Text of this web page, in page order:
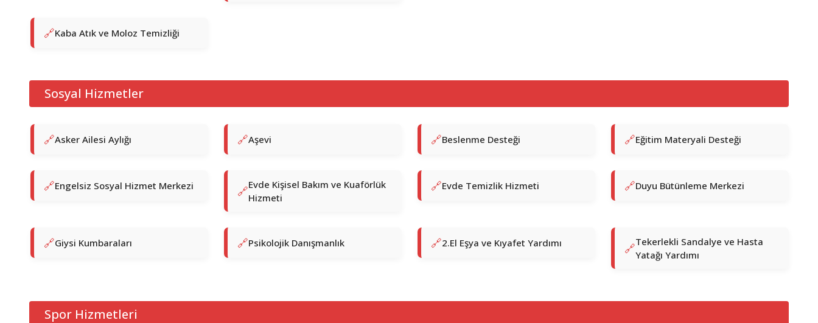
Kaba Atık ve Moloz Temizliği
Sosyal Hizmetler
Asker Ailesi Aylığı Aşevi Beslenme Desteği Eğitim Materyali Desteği
Engelsiz Sosyal Hizmet Merkezi
Evde Kişisel Bakım ve Kuaförlük
Hizmeti
Evde Temizlik Hizmeti Duyu Bütünleme Merkezi
Giysi Kumbaraları Psikolojik Danışmanlık 2.El Eşya ve Kıyafet Yardımı
Tekerlekli Sandalye ve Hasta
Yatağı Yardımı
Spor Hizmetleri